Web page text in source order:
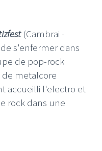
(Cambrai -
s'enfermer dans
de pop-rock
metalcore
accueilli l'electro et
rock dans une